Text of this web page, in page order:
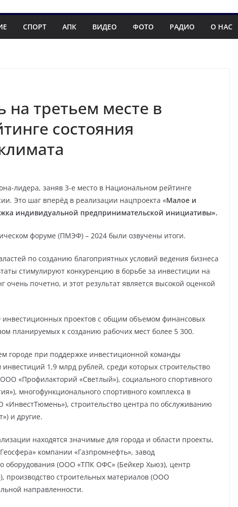
СПОРТ АПК ВИДЕО ФОТО РАДИО О НАС
на третьем месте в
состояния
лидера, заняв 3-е место в Национальном рейтинге
Это шаг вперёд в реализации нацпроекта «Малое и
индивидуальной предпринимательской инициативы».
форуме (ПМЭФ) – 2024 были озвучены итоги.
по созданию благоприятных условий ведения бизнеса
стимулируют конкуренцию в борьбе за инвестиции на
очень почетно, и этот результат является высокой оценкой
проектов с общим объемом финансовых
планируемых к созданию рабочих мест более 5 300.
городе при поддержке инвестиционной команды
1,9 млрд рублей, среди которых строительство
«Профилакторий «Светлый»), социального спортивного
многофункционального спортивного комплекса в
строительство центра по обслуживанию
и другие.
находятся значимые для города и области проекты,
компании «Газпромнефть», завод
оборудования (ООО «ТПК ОФС» (Бейкер Хьюз), центр
строительных материалов (ООО
направленности.